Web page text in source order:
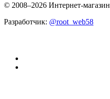
© 2008–2026 Интернет-
Разработчик: @root_web58